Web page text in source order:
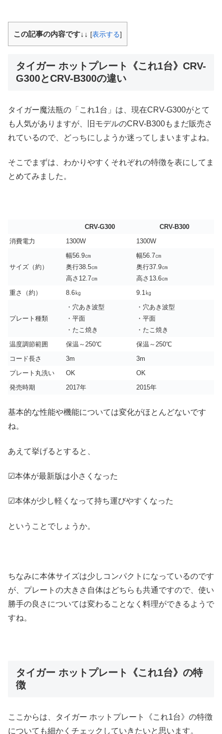
この記事の内容です↓↓ [表示する]
タイガー ホットプレート《これ1台》CRV-
G300とCRV-B300の違い
タイガー魔法瓶の「これ1台」は、現在CRV-G300がとて
も人気がありますが、旧モデルのCRV-B300もまだ販売さ
れているので、どっちにしようか迷ってしまいますよね。
そこでまずは、わかりやすくそれぞれの特徴を表にしてま
とめてみました。
CRV-G300
CRV-B300
消費電力
1300W 1300W
サイズ（約）
幅56.9㎝
奥行38.5㎝
高さ12.7㎝
幅56.7㎝
奥行37.9㎝
高さ13.6㎝
重さ（約）
8.6㎏ 9.1㎏
プレート種類
・穴あき波型
・平面
・たこ焼き
・穴あき波型
・平面
・たこ焼き
温度調節範囲
保温～250℃
保温～250℃
コード長さ
3m
3m
プレート丸洗い
OK
OK
発売時期
2017年 2015年
基本的な性能や機能については変化がほとんどないです
ね。
あえて挙げるとすると、
☑本体が最新版は小さくなった
☑本体が少し軽くなって持ち運びやすくなった
ということでしょうか。
ちなみに本体サイズは少しコンパクトになっているのです
が、プレートの大きさ自体はどちらも共通ですので、使い
勝手の良さについては変わることなく料理ができるようで
すね。
タイガー ホットプレート《これ1台》の特
徴
ここからは、タイガー ホットプレート《これ1台》の特徴
についても細かくチェックしていきたいと思います。